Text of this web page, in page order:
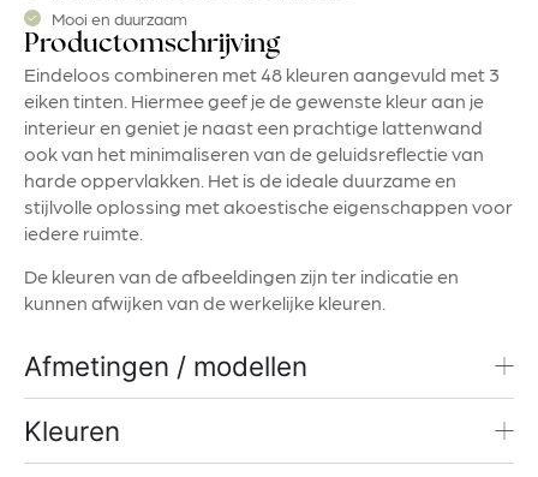
Mooi en duurzaam
Productomschrijving
Eindeloos combineren met 48 kleuren aangevuld met 3
eiken tinten. Hiermee geef je de gewenste kleur aan je
interieur en geniet je naast een prachtige lattenwand
ook van het minimaliseren van de geluidsreflectie van
harde oppervlakken. Het is de ideale duurzame en
stijlvolle oplossing met akoestische eigenschappen voor
iedere ruimte.
De kleuren van de afbeeldingen zijn ter indicatie en
kunnen afwijken van de werkelijke kleuren.
Afmetingen / modellen
Kleuren